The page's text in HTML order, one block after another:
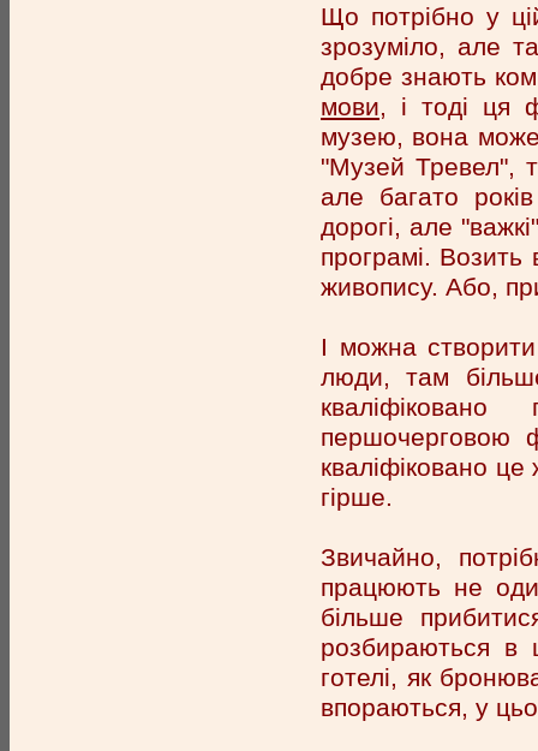
Що потрібно у
зрозуміло, але
добре знають
мови, і тоді ця
музею, вона
"Музей Тревел",
але багато
дорогі, але
програмі. Возить
живопису. Або,
І можна
люди, там
першочерговою
кваліфіковано
гірше.
Звичайно,
працюють не
більше
розбираються в
готелі, як
впораються, у